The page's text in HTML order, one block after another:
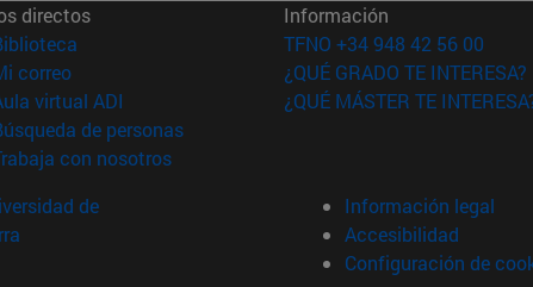
directos
(abre en nueva ventana)
correo(abre en nueva ventana)
virtual ADI (abre en nueva ventana)
de personas(abre en nueva ventana)
con nosotros(abre en nueva ventana)
Información
TFNO +34 948 42 56 00
¿QUÉ GRADO TE INTERESA?
¿QUÉ MÁSTER TE
de
Información legal
Accesibilidad
Configuración de